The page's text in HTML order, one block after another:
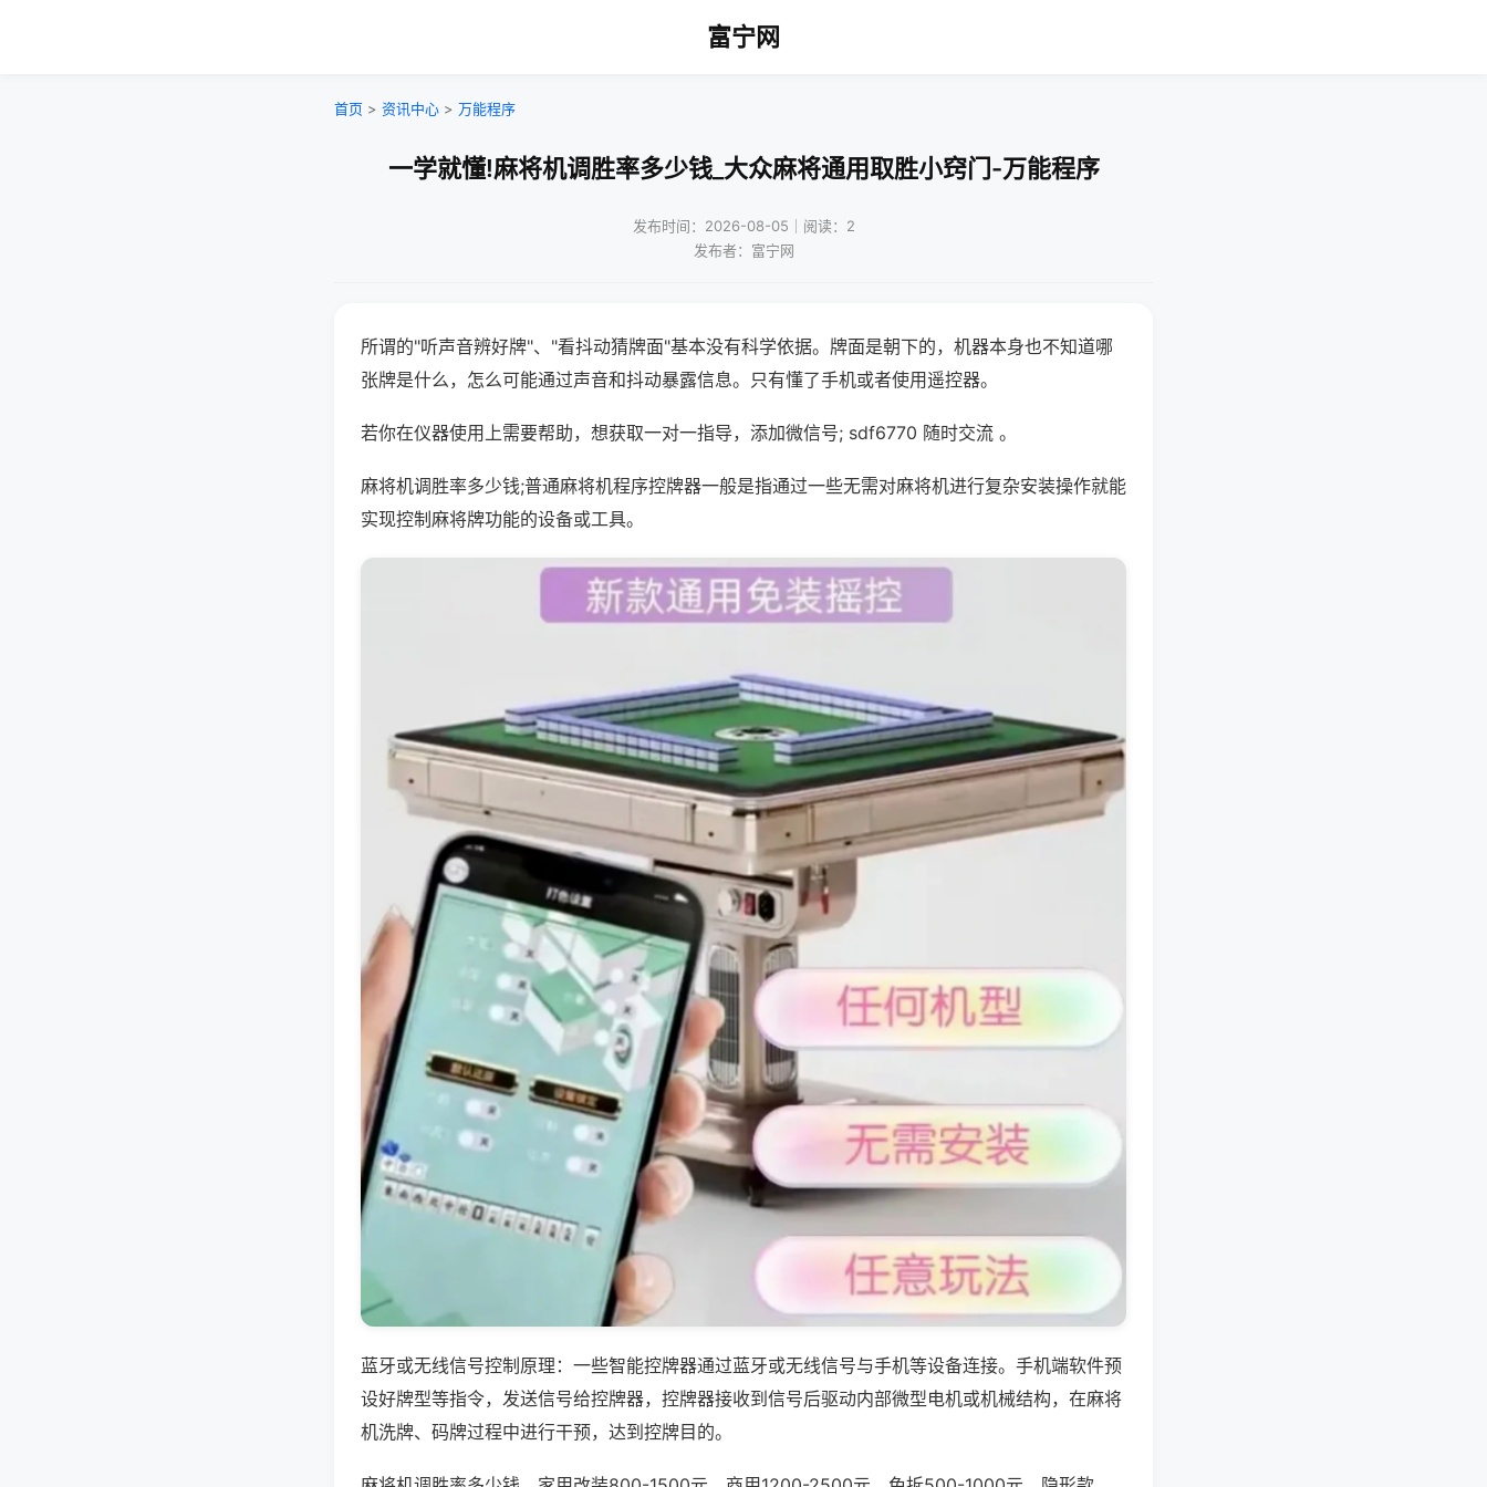
富宁网
首页 > 资讯中心 > 万能程序
一学就懂!麻将机调胜率多少钱_大众麻将通用取胜小窍门-万能程序
发布时间：2026-08-05｜阅读：2
发布者：富宁网
所谓的"听声音辨好牌"、"看抖动猜牌面"基本没有科学依据。牌面是朝下的，机器本身也不知道哪
张牌是什么，怎么可能通过声音和抖动暴露信息。只有懂了手机或者使用遥控器。
若你在仪器使用上需要帮助，想获取一对一指导，添加微信号; sdf6770 随时交流 。
麻将机调胜率多少钱;普通麻将机程序控牌器一般是指通过一些无需对麻将机进行复杂安装操作就能
实现控制麻将牌功能的设备或工具。
蓝牙或无线信号控制原理：一些智能控牌器通过蓝牙或无线信号与手机等设备连接。手机端软件预
设好牌型等指令，发送信号给控牌器，控牌器接收到信号后驱动内部微型电机或机械结构，在麻将
机洗牌、码牌过程中进行干预，达到控牌目的。